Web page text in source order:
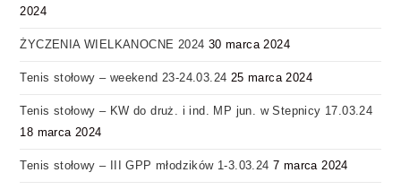
2024
ŻYCZENIA WIELKANOCNE 2024 30 marca 2024
Tenis stołowy – weekend 23-24.03.24 25 marca 2024
Tenis stołowy – KW do druż. i ind. MP jun. w Stepnicy 17.03.24
18 marca 2024
Tenis stołowy – III GPP młodzików 1-3.03.24 7 marca 2024